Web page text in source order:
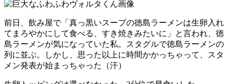
前日、飲み屋で「真っ黒いスープの徳島ラーメンは生卵入れ
てまろやかにして食べる、すき焼きみたいに」と言われ、徳
島ラーメンが気になっていた私。スタグルで徳島ラーメンの
列に並ぶ。しかし、思った以上に時間かかっちゃって、スタ
メン発表が始まっちゃった（汗）